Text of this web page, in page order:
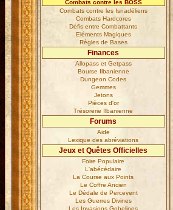
Combats contre les BOSS
Combats contre les Isnadéliens
Combats Hardcores
Défis entre Combattants
Eléments Magiques
Règles de Bases
Finances
Allopass et Getpass
Bourse Ilbanienne
Dungeon Codes
Gemmes
Jetons
Pièces d'or
Trésorerie Ilbanienne
Forums
Aide
Lexique des abréviations
Jeux et Quêtes Officielles
Foire Populaire
L'abécédaire
La Course aux Points
Le Coffre Ancien
Le Dédale de Percevent
Les Guerres Divines
Les Invasions Gobelines